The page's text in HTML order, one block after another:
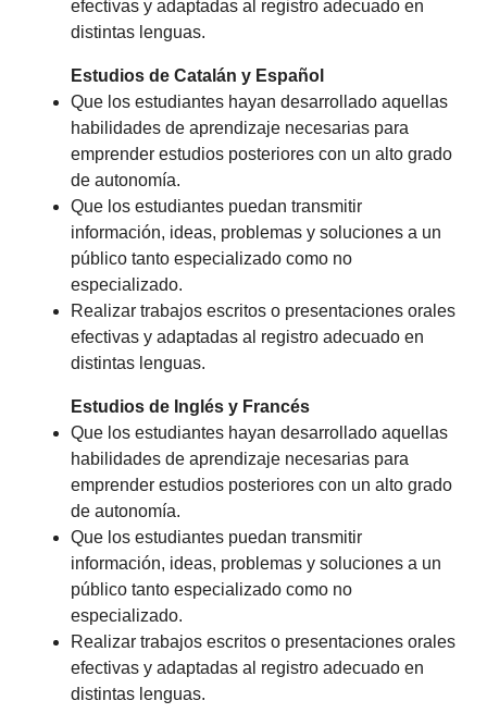
efectivas y adaptadas al registro adecuado en
distintas lenguas.
Estudios de Catalán y Español
Que los estudiantes hayan desarrollado aquellas
habilidades de aprendizaje necesarias para
emprender estudios posteriores con un alto grado
de autonomía.
Que los estudiantes puedan transmitir
información, ideas, problemas y soluciones a un
público tanto especializado como no
especializado.
Realizar trabajos escritos o presentaciones orales
efectivas y adaptadas al registro adecuado en
distintas lenguas.
Estudios de Inglés y Francés
Que los estudiantes hayan desarrollado aquellas
habilidades de aprendizaje necesarias para
emprender estudios posteriores con un alto grado
de autonomía.
Que los estudiantes puedan transmitir
información, ideas, problemas y soluciones a un
público tanto especializado como no
especializado.
Realizar trabajos escritos o presentaciones orales
efectivas y adaptadas al registro adecuado en
distintas lenguas.